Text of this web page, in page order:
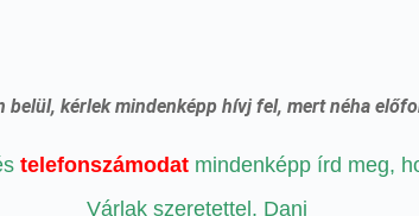
belül, kérlek mindenképp hívj fel, mert néha
telefonszámodat mindenképp írd meg,
Várlak szeretettel. Dani